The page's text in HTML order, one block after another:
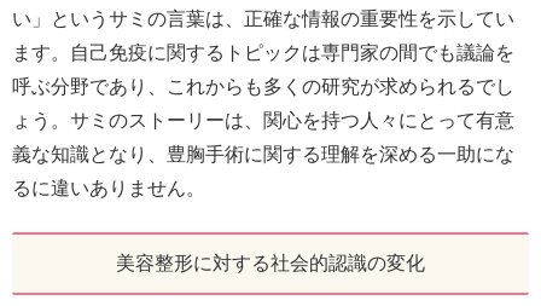
い」というサミの言葉は、正確な情報の重要性を示してい
ます。自己免疫に関するトピックは専門家の間でも議論を
呼ぶ分野であり、これからも多くの研究が求められるでし
ょう。サミのストーリーは、関心を持つ人々にとって有意
義な知識となり、豊胸手術に関する理解を深める一助にな
るに違いありません。
美容整形に対する社会的認識の変化